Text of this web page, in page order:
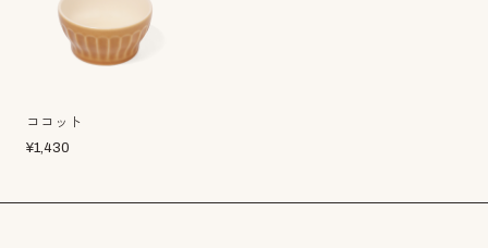
ココット
¥1,430